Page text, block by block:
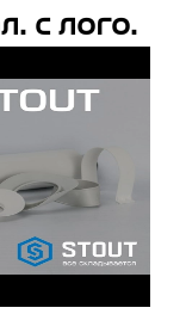
с лого.